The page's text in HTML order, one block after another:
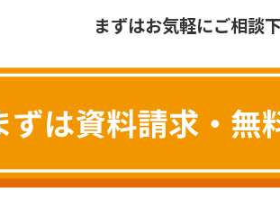
まずはお気軽にご相談下